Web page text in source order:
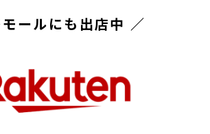
ールにも出店中 ／